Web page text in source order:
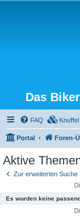
Das
FAQ Knuffel
Portal Foren-
Aktive
Zur erweiterten Suche
Es wurden keine